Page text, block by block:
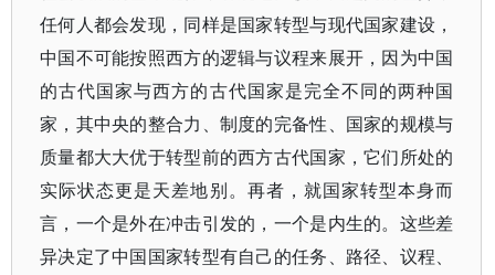
任何人都会发现，同样是国家转型与现代国家建设，
中国不可能按照西方的逻辑与议程来展开，因为中国
的古代国家与西方的古代国家是完全不同的两种国
家，其中央的整合力、制度的完备性、国家的规模与
质量都大大优于转型前的西方古代国家，它们所处的
实际状态更是天差地别。再者，就国家转型本身而
言，一个是外在冲击引发的，一个是内生的。这些差
异决定了中国国家转型有自己的任务、路径、议程、